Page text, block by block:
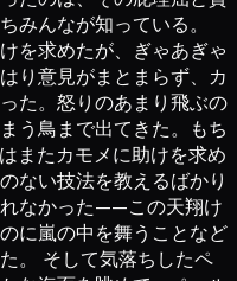
みんなが知っている。
を求めたが、ぎゃあぎゃ
り意見がまとまらず、カ
た。怒りのあまり飛ぶの
う鳥まで出てきた。もち
またカモメに助けを求め
ない技法を教えるばかり
なかった——この天翔け
に嵐の中を舞うことなど
。 そして気落ちしたペ